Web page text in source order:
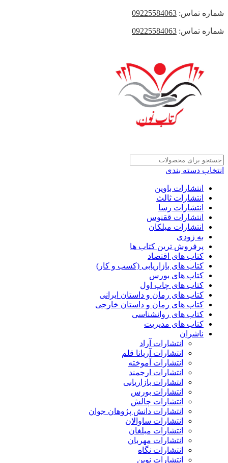
شماره تماس: 09225584063
شماره تماس: 09225584063
انتخاب دسته بندی
انتشارات باوین
انتشارات ثالث
انتشارات رسا
انتشارات ققنوس
انتشارات میلکان
به زودی
پرفروش ترین کتاب ها
کتاب های اقتصاد
کتاب های بازاریابی (کسب و کار)
کتاب های بورس
کتاب های چاپ اول
کتاب های رمان و داستان ایرانی
کتاب های رمان و داستان خارجی
کتاب های روانشناسی
کتاب های مدیریت
ناشران
انتشارات آراد
انتشارات آریانا قلم
انتشارات آموخته
انتشارات ارجمند
انتشارات بازاریابی
انتشارات بورس
انتشارات چالش
انتشارات دانش پژوهان جوان
انتشارات ساوالان
انتشارات مبلغان
انتشارات مهربان
انتشارات نگاه
انتشارات نوین